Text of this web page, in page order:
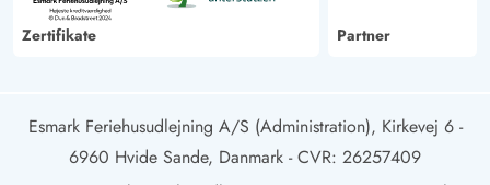
Zertifikate Partner
Esmark Feriehusudlejning A/S (Administration), Kirkevej 6 -
6960 Hvide Sande, Danmark - CVR: 26257409